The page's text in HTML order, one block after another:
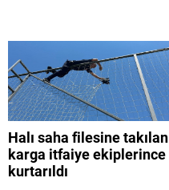
Halı saha filesine takılan
karga itfaiye ekiplerince
kurtarıldı